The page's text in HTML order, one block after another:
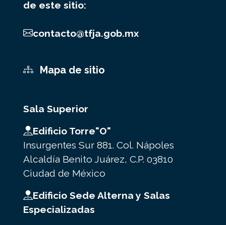
de este sitio:
contacto@tfja.gob.mx
Mapa de sitio
Sala Superior
Edificio Torre"O"
Insurgentes Sur 881. Col. Nápoles
Alcaldía Benito Juárez, C.P. 03810
Ciudad de México
Edificio Sede Alterna y Salas
Especializadas